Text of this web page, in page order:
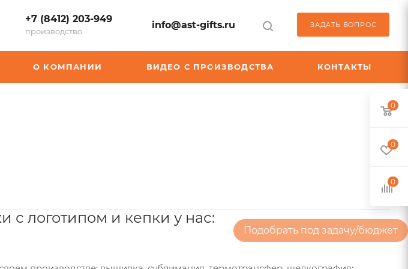
+7 (8412) 203-949
производство
info@ast-gifts.ru ЗАДАТЬ ВОПРОС
О КОМПАНИИ ВИДЕО С ПРОИЗВОДСТВА КОНТАКТЫ
Подобрать под задачу/бюджет
с логотипом и кепки у нас:
0
0
0